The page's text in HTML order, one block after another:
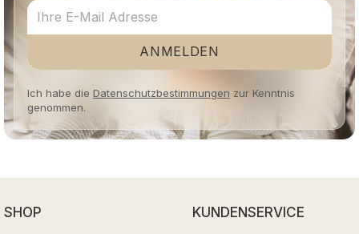
ANMELDEN
Ich habe die Datenschutzbestimmungen zur Kenntnis
genommen.
SHOP KUNDENSERVICE